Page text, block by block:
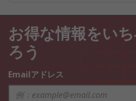
お得な情報をい
ろう
Emailアドレス